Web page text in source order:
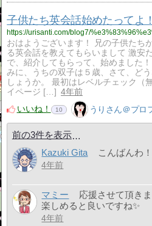
子供たち英会話始めたってよ！
おはようございます！ 兄の子供たち
る英会話を教えてもらいまして 激安
で、紹介してもらって、始めました
みに、うちの双子は５歳、さて、ど
しょうか。 最初はレベルチェック（
イページ […]
4年前
いいね！
10 うりさん＠プロフィール見てね！はてぶ、
前の3件を表示
Kazuki Gita
こんばんわ
4年前
マミー
応援させて頂き
楽しめると良いですね✨
4年前